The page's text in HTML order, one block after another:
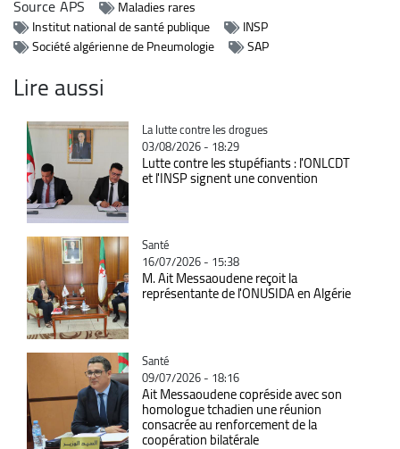
SourceAPS
Maladies rares
Institut national de santé publique
INSP
Société algérienne de Pneumologie
SAP
Lire aussi
Catégorie
La lutte contre les drogues
03/08/2026 - 18:29
Lutte contre les stupéfiants : l'ONLCDT
et l'INSP signent une convention
Catégorie
Santé
16/07/2026 - 15:38
M. Ait Messaoudene reçoit la
représentante de l'ONUSIDA en Algérie
Catégorie
Santé
09/07/2026 - 18:16
Ait Messaoudene copréside avec son
homologue tchadien une réunion
consacrée au renforcement de la
coopération bilatérale